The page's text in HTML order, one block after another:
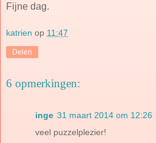
Fijne dag.
katrien op 11:47
Delen
6 opmerkingen:
inge 31 maart 2014 om 12:26
veel puzzelplezier!